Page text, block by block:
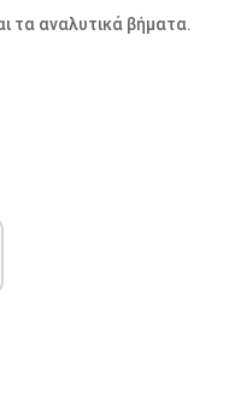
τα αναλυτικά βήματα.